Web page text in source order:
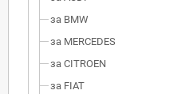
за BMW
за MERCEDES
за CITROEN
за FIAT